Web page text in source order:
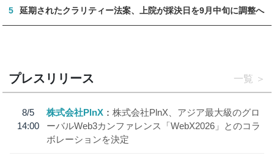
5 延期されたクラリティー法案、上院が採決日を9月中旬に調整へ
プレスリリース 一覧
8/5
14:00
株式会社PlnX
株式会社PlnX、アジア最大級のグロ
ーバルWeb3カンファレンス「WebX2026」とのコラ
ボレーションを決定